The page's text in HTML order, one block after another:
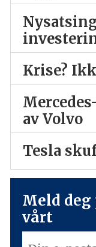
Krise?
av Volvo
Tesla
Meld
vårt